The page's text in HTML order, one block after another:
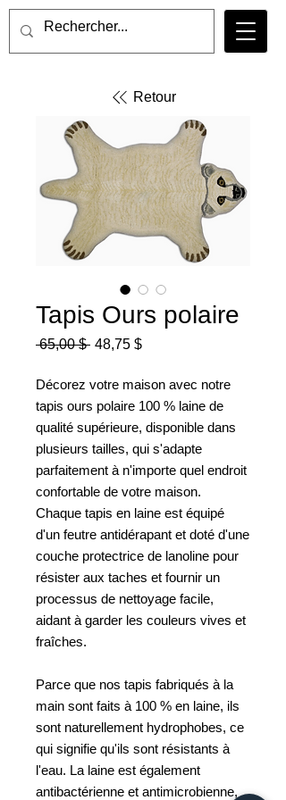
Retour
Tapis Ours polaire
65,00 $ Prix
48,75 $Prix
Décorez votre maison avec notre
tapis ours polaire 100 % laine de
qualité supérieure, disponible dans
plusieurs tailles, qui s'adapte
parfaitement à n'importe quel endroit
confortable de votre maison.
Chaque tapis en laine est équipé
d'un feutre antidérapant et doté d'une
couche protectrice de lanoline pour
résister aux taches et fournir un
processus de nettoyage facile,
aidant à garder les couleurs vives et
fraîches.
Parce que nos tapis fabriqués à la
main sont faits à 100 % en laine, ils
sont naturellement hydrophobes, ce
qui signifie qu'ils sont résistants à
l'eau. La laine est également
antibactérienne et antimicrobienne,